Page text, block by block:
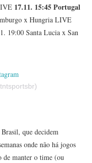
17.11. 15:45 Portugal
x Hungria LIVE
19:00 Santa Lucia x San
Brasil, que decidem
onde não há jogos
de manter o time (ou